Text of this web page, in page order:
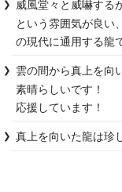
威風堂々と威嚇する
という雰囲気が良い
の現代に通用する龍
雲の間から真上を向
素晴らしいです！
応援しています！
真上を向いた龍は珍